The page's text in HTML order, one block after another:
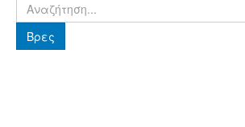
Βρες
Βρες